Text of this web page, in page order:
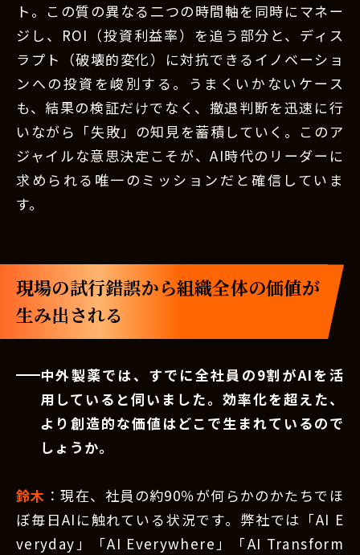
ト。この質の異なる二つの時間軸を同時にマネー
ジし、ROI（投資利益率）を追う部分と、ディス
ラプト（破壊的変化）に対抗できるイノベーショ
ンへの投資を峻別する。うまくいかないケース
も、結果の検証だけでなく、撤退判断を迅速に行
いながら「失敗」の知見を蓄積していく。このア
ジャイルな意思決定こそが、AI時代のリーダーに
求められる唯一のミッションだと確信していま
す。
現場の試行錯誤から組織全体の価値が
生み出される
中外製薬では、すでに全社員の9割がAIを活
用していると伺いました。効率化を超えた、
より創造的な価値はどこで生まれているので
しょうか。
鈴木 ：現在、社員の約90％が何らかのかたちでほ
ぼ毎日AIに触れている状況です。弊社では「AI E
veryday」「AI Everywhere」「AI Transform